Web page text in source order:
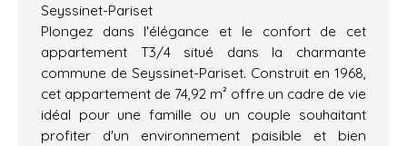
Seyssinet-Pariset
Plongez dans l'élégance et le confort de cet
appartement T3/4 situé dans la charmante
commune de Seyssinet-Pariset. Construit en 1968,
cet appartement de 74,92 m² offre un cadre de vie
idéal pour une famille ou un couple souhaitant
profiter d'un environnement paisible et bien